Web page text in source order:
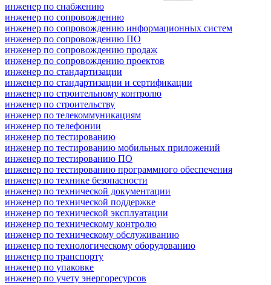
инженер по снабжению
инженер по сопровождению
инженер по сопровождению информационных систем
инженер по сопровождению ПО
инженер по сопровождению продаж
инженер по сопровождению проектов
инженер по стандартизации
инженер по стандартизации и сертификации
инженер по строительному контролю
инженер по строительству
инженер по телекоммуникациям
инженер по телефонии
инженер по тестированию
инженер по тестированию мобильных приложений
инженер по тестированию ПО
инженер по тестированию программного обеспечения
инженер по технике безопасности
инженер по технической документации
инженер по технической поддержке
инженер по технической эксплуатации
инженер по техническому контролю
инженер по техническому обслуживанию
инженер по технологическому оборудованию
инженер по транспорту
инженер по упаковке
инженер по учету энергоресурсов